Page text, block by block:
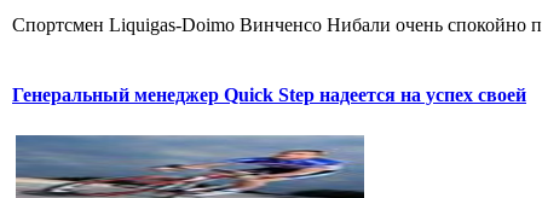
Cпортсмен Liquigas-Doimo Винченсо Нибали очень спокойно
Генеральный менеджер Quick Step надеется на успех своей